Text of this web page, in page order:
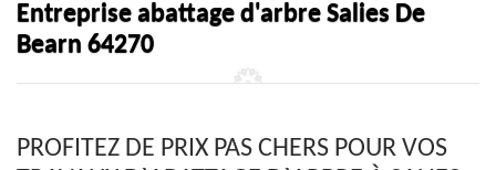
Entreprise abattage d'arbre Salies De
Bearn 64270
PROFITEZ DE PRIX PAS CHERS POUR VOS